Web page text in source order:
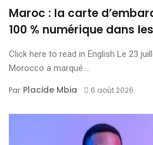
Maroc : la carte
100 % numérique dans
Click here to read in English Le 23
Morocco a marqué ...
Par Placide Mbia 6 août 2026